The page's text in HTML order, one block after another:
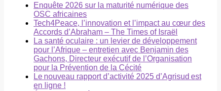
Enquête 2026 sur la maturité numérique des
OSC africaines
Tech4Peace, l’innovation et l’impact au cœur des
Accords d’Abraham – The Times of Israël
La santé oculaire : un levier de développement
pour l’Afrique – entretien avec Benjamin des
Gachons, Directeur exécutif de l’Organisation
pour la Prévention de la Cécité
Le nouveau rapport d’activité 2025 d’Agrisud est
en ligne !